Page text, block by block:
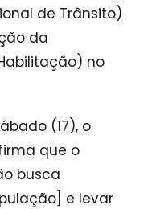
de Trânsito)
da
no
(17), o
que o
busca
e levar